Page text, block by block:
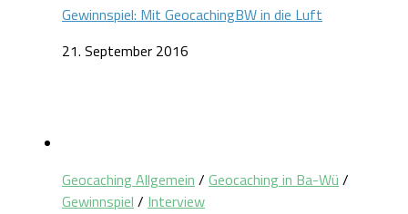
Gewinnspiel: Mit GeocachingBW in die Luft
21. September 2016
Geocaching Allgemein / Geocaching in Ba-Wü /
Gewinnspiel / Interview